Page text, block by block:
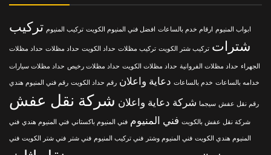
ابواب المنيوم ارقام خدم بالساعات افضل فني المنيوم الكويت تركيب المنيوم تركيب
شترات تركيب شتر الكويت تركيب مظلات حداد الكويت حداد مظلات حداد مظلات
الجهراء حداد مظلات الفروانية حداد مظلات الكويت حداد مظلات رخيص حداد مظلات سيارات
خدامه بالساعات خدم بالساعات دعاية واعلان رقم حداد الكويت رقم فني المنيوم هندي
رقم نقل عفش سيجما شركة دعاية واعلان شركة نقل عفش
شركة نقل عفش بالكويت فني المنيوم فني المنيوم باكستاني فني المنيوم هندي فني
المنيوم هندي الكويت فني المنيوم وشتر فني تركيب المنيوم فني شتر فني شتر الكويت فني